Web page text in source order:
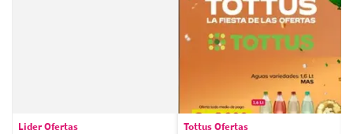
Lider Ofertas Tottus Ofertas